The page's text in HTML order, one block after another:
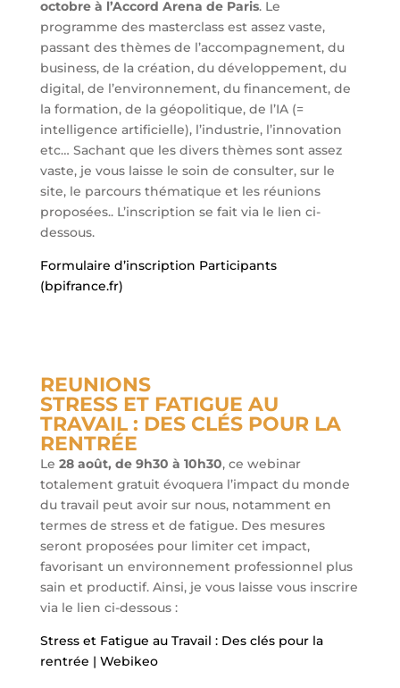
octobre à l’Accord Arena de Paris. Le
programme des masterclass est assez vaste,
passant des thèmes de l’accompagnement, du
business, de la création, du développement, du
digital, de l’environnement, du financement, de
la formation, de la géopolitique, de l’IA (=
intelligence artificielle), l’industrie, l’innovation
etc… Sachant que les divers thèmes sont assez
vaste, je vous laisse le soin de consulter, sur le
site, le parcours thématique et les réunions
proposées.. L’inscription se fait via le lien ci-
dessous.
Formulaire d’inscription Participants
(bpifrance.fr)
REUNIONS
STRESS ET FATIGUE AU
TRAVAIL : DES CLÉS POUR LA
RENTRÉE
Le 28 août, de 9h30 à 10h30, ce webinar
totalement gratuit évoquera l’impact du monde
du travail peut avoir sur nous, notamment en
termes de stress et de fatigue. Des mesures
seront proposées pour limiter cet impact,
favorisant un environnement professionnel plus
sain et productif. Ainsi, je vous laisse vous inscrire
via le lien ci-dessous :
Stress et Fatigue au Travail : Des clés pour la
rentrée | Webikeo